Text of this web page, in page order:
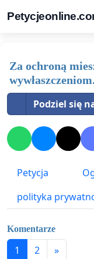
Za ochroną
wywłaszczeniom.
Podziel się
Petycja
polityka
Komentarze
1 2 »